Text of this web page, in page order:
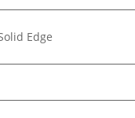
Edge